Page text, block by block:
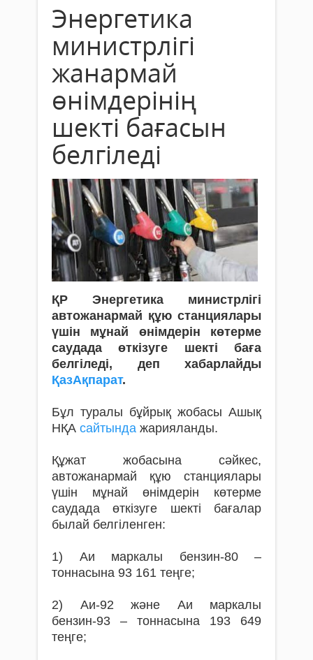
Энергетика
министрлігі
жанармай
өнімдерінің
шекті бағасын
белгіледі
ҚР Энергетика министрлігі
автожанармай құю станциялары
үшін мұнай өнімдерін көтерме
саудада өткізуге шекті баға
белгіледі, деп хабарлайды
ҚазАқпарат.
Бұл туралы бұйрық жобасы Ашық
НҚА сайтында жарияланды.
Құжат жобасына сәйкес,
автожанармай құю станциялары
үшін мұнай өнімдерін көтерме
саудада өткізуге шекті бағалар
былай белгіленген:
1) Аи маркалы бензин-80 –
тоннасына 93 161 теңге;
2) Аи-92 және Аи маркалы
бензин-93 – тоннасына 193 649
теңге;